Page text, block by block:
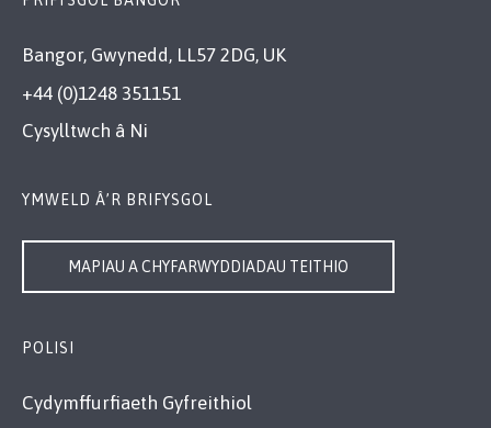
Bangor, Gwynedd, LL57 2DG, UK
+44 (0)1248 351151
Cysylltwch â Ni
YMWELD Â’R BRIFYSGOL
MAPIAU A CHYFARWYDDIADAU TEITHIO
POLISI
Cydymffurfiaeth Gyfreithiol